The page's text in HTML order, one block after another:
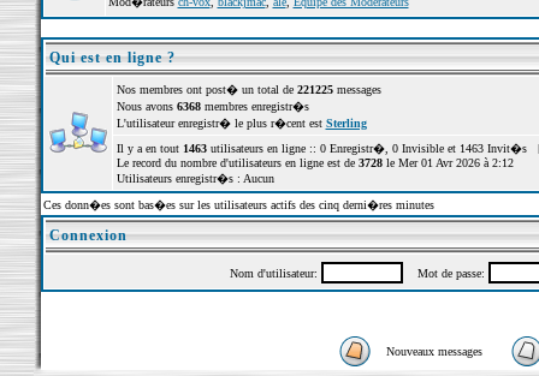
Qui est en ligne ?
Nos membres ont post� un total de 221225messages
Nous avons 6368membres enregistr�s
L'utilisateur enregistr� le plus r�cent est Sterling
Il y a en tout 1463utilisateurs en ligne :: 0 Enregistr�, 0 Invisible et 1463 Invit�s
Le record du nombre d'utilisateurs en ligne est de 3728le Mer 01 Avr 2026 à 2:12
Utilisateurs enregistr�s : Aucun
Ces donn�es sont bas�es sur les utilisateurs actifs des cinq derni�res minutes
Connexion
Nom d'utilisateur: Mot de passe:
Nouveaux messages